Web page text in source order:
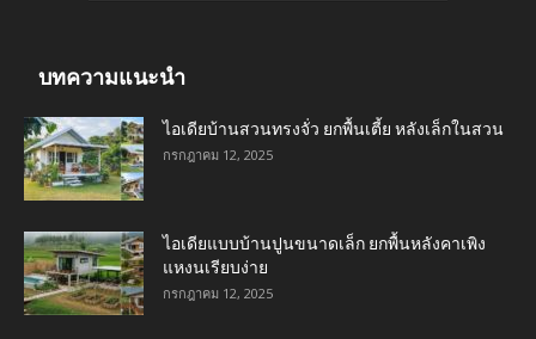
บทความแนะนำ
ไอเดียบ้านสวนทรงจั่ว ยกพื้นเตี้ย หลังเล็กในสวน
กรกฎาคม 12, 2025
ไอเดียแบบบ้านปูนขนาดเล็ก ยกพื้นหลังคาเพิง
แหงนเรียบง่าย
กรกฎาคม 12, 2025